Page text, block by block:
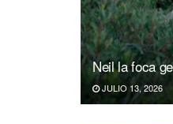
Neil la foca
JULIO 13, 2026